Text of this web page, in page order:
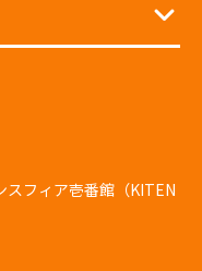
スフィア壱番館（KITEN